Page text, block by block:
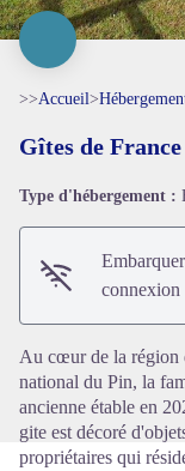
>>Accueil>
Gîtes de
Type d'hébergement :
connexion
Au cœur de la région
national du Pin, la
ancienne étable en
gite est décoré
propriétaires qui